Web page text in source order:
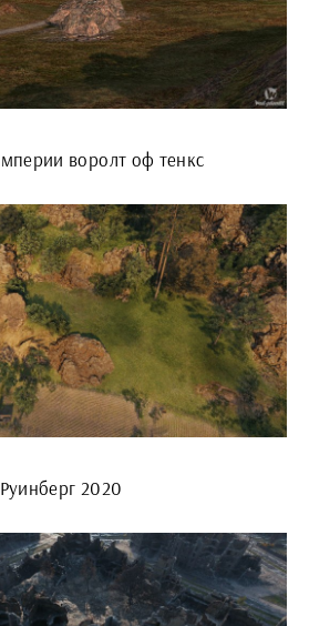
воролт оф тенкс
Руинберг 2020